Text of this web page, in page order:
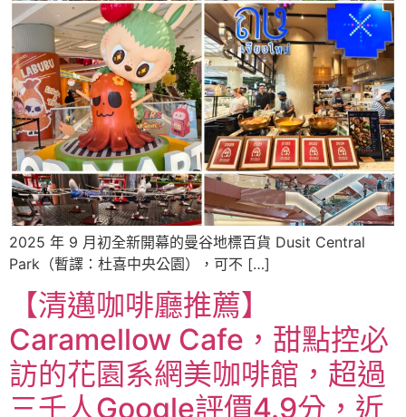
2025 年 9 月初全新開幕的曼谷地標百貨 Dusit Central
Park（暫譯：杜喜中央公園），可不 […]
【清邁咖啡廳推薦】
Caramellow Cafe，甜點控必
訪的花園系網美咖啡館，超過
三千人Google評價4.9分，近